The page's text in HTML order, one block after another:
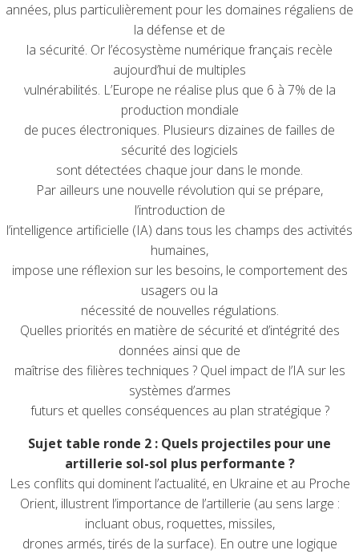
années, plus particulièrement pour les domaines régaliens de
la défense et de
la sécurité. Or l’écosystème numérique français recèle
aujourd’hui de multiples
vulnérabilités. L’Europe ne réalise plus que 6 à 7% de la
production mondiale
de puces électroniques. Plusieurs dizaines de failles de
sécurité des logiciels
sont détectées chaque jour dans le monde.
Par ailleurs une nouvelle révolution qui se prépare,
l’introduction de
l’intelligence artificielle (IA) dans tous les champs des activités
humaines,
impose une réflexion sur les besoins, le comportement des
usagers ou la
nécessité de nouvelles régulations.
Quelles priorités en matière de sécurité et d’intégrité des
données ainsi que de
maîtrise des filières techniques ? Quel impact de l’IA sur les
systèmes d’armes
futurs et quelles conséquences au plan stratégique ?
Sujet table ronde 2 : Quels projectiles pour une
artillerie sol-sol plus performante ?
Les conflits qui dominent l’actualité, en Ukraine et au Proche
Orient, illustrent l’importance de l’artillerie (au sens large :
incluant obus, roquettes, missiles,
drones armés, tirés de la surface). En outre une logique